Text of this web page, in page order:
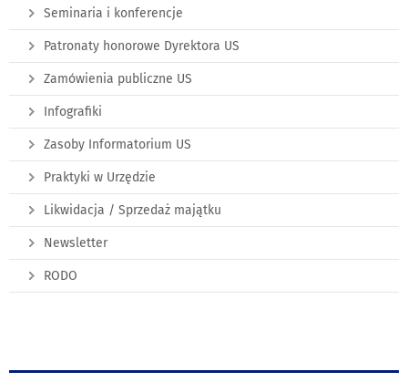
Seminaria i konferencje
Patronaty honorowe Dyrektora US
Zamówienia publiczne US
Infografiki
Zasoby Informatorium US
Praktyki w Urzędzie
Likwidacja / Sprzedaż majątku
Newsletter
RODO